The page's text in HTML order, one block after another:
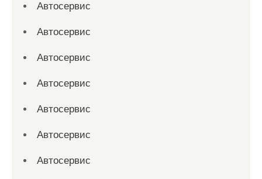
Автосервис
Автосервис
Автосервис
Автосервис
Автосервис
Автосервис
Автосервис